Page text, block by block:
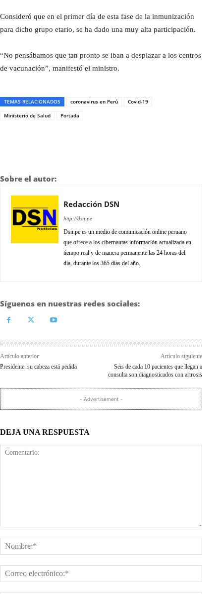
Consideró que en el primer día de esta fase de la inmunización
para dicho grupo etario, se ha dado una muy alta participación.
“No pensábamos que tan pronto se iban a desplazar a los centros
de vacunación”, manifestó el ministro.
TEMAS RELACIONADOS coronavirus en Perú
Covid-19
Ministerio de Salud
Portada
Sobre el autor:
Redacción DSN
http://dsn.pe
Dsn.pe es un medio de comunicación online peruano
que ofrece a los cibernautas información actualizada en
tiempo real y de manera permanente las 24 horas del
día, durante los 365 días del año.
Síguenos en nuestras redes sociales:
Artículo anterior
Presidente, su cabeza está pedida
Artículo siguiente
Seis de cada 10 pacientes que llegan a
consulta son diagnosticados con artrosis
- Advertisement -
DEJA UNA RESPUESTA